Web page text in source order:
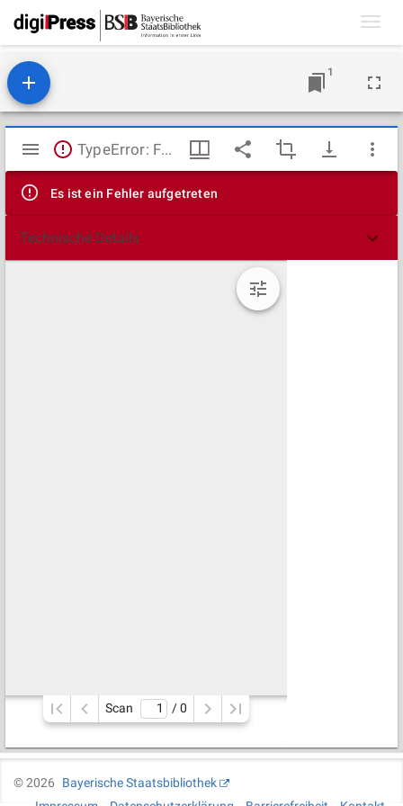
1
Mirador
Viewer
TypeError: Failed to fetch
Es ist ein Fehler aufgetreten
Technische Details
Scan / 0
©2026
Bayerische Staatsbibliothek